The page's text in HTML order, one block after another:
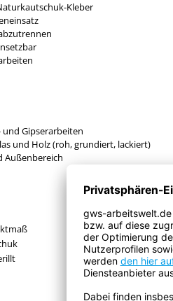
Kleber
und Gipserarbeiten
und Holz (roh, grundiert, lackiert)
Außenbereich